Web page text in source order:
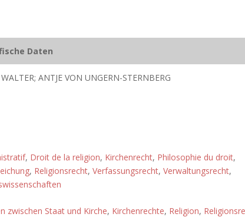
Daten
ANTJE VON UNGERN-STERNBERG
, Droit de la religion, Kirchenrecht, Philosophie du droit,
, Religionsrecht, Verfassungsrecht, Verwaltungsrecht,
zwischen Staat und Kirche, Kirchenrechte, Religion,